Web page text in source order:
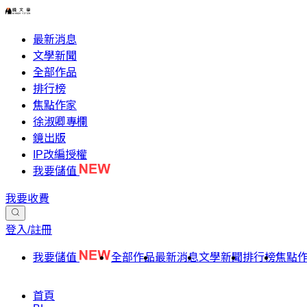
最新消息
文學新聞
全部作品
排行榜
焦點作家
徐淑卿專欄
鏡出版
IP改編授權
我要儲值
我要收費
登入/註冊
我要儲值 全部作品最新消息文學新聞排行榜焦點
首頁